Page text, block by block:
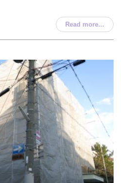
Read more...